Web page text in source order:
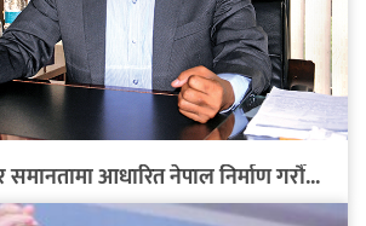
समानतामा आधारित नेपाल निर्माण गरौँ...